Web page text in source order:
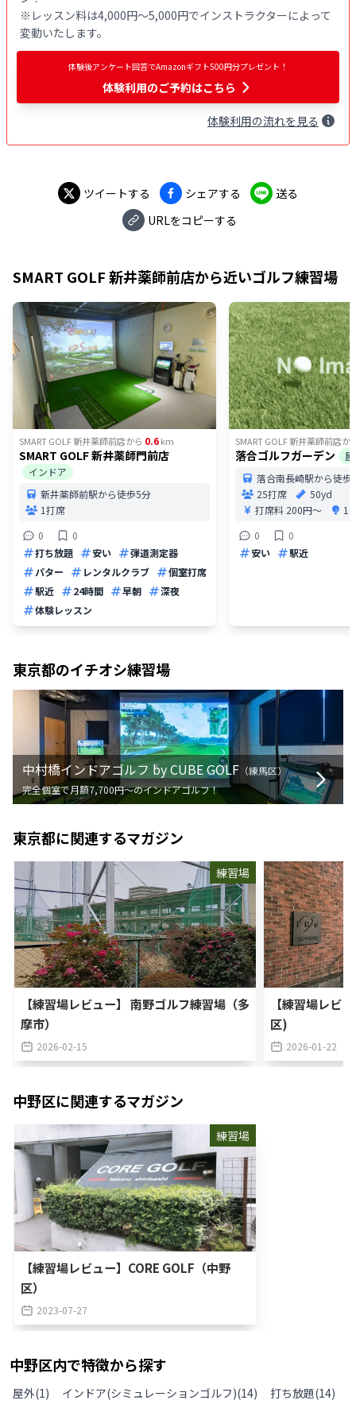
※レッスン料は4,000円〜5,000円でインストラクターによって
変動いたします。
体験後アンケート回答でAmazonギフト500円分プレゼント！
体験利用のご予約はこちら
体験利用の流れを見る
ツイートする シェアする
送る
URLをコピーする
SMART GOLF 新井薬師前店から近いゴルフ練習場
SMART GOLF 新井薬師前店から 0.6km
SMART GOLF 新井薬師門前店
インドア
新井薬師前駅から徒歩5分
1打席
0
0
打ち放題
安い
弾道測定器
パター
レンタルクラブ
個室打席
駅近
24時間 早朝
深夜
体験レッスン
SMART GOLF 新井薬師前店か
落合ゴルフガーデン
落合南長崎駅から徒歩
25打席
50yd
打席料 200円〜
0
0
安い
駅近
東京都のイチオシ練習場
中村橋インドアゴルフ by CUBE GOLF （練馬区）
完全個室で月額7,700円〜のインドアゴルフ！
東京都に関連するマガジン
練習場
【練習場レビュー】 南野ゴルフ練習場（多
摩市）
2026-02-15
【練習場レビ
区)
2026-01-22
中野区に関連するマガジン
練習場
【練習場レビュー】CORE GOLF（中野
区）
2023-07-27
中野区内で特徴から探す
屋外(1) インドア(シミュレーションゴルフ)(14) 打ち放題(14)